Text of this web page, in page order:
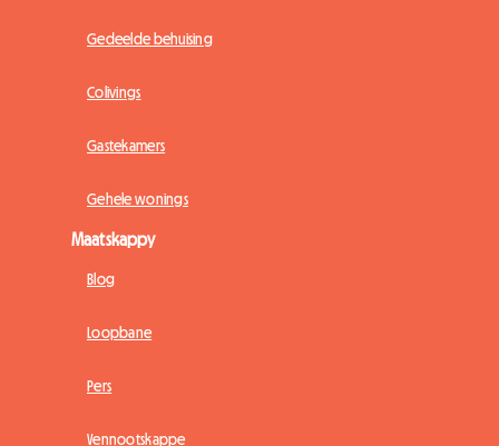
Gedeelde behuising
Colivings
Gastekamers
Gehele wonings
Maatskappy
Blog
Loopbane
Pers
Vennootskappe